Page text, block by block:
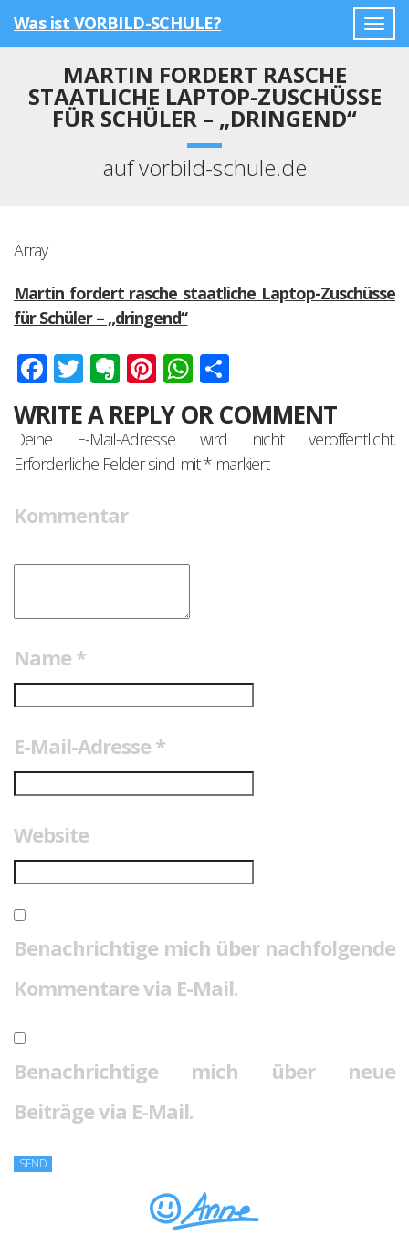
Was ist VORBILD-SCHULE?
MARTIN FORDERT RASCHE
STAATLICHE LAPTOP-ZUSCHÜSSE
FÜR SCHÜLER – „DRINGEND“
auf vorbild-schule.de
Array
Martin fordert rasche staatliche Laptop-Zuschüsse
für Schüler – „dringend“
Facebook
Twitter
Evernote
Pinterest
WhatsApp
WRITE A REPLY OR COMMENT
Deine E-Mail-Adresse wird nicht veröffentlicht.
Erforderliche Felder sind mit*markiert
Kommentar
Name *
E-Mail-Adresse *
Website
Benachrichtige mich über nachfolgende
Kommentare via E-Mail.
Benachrichtige mich über neue
Beiträge via E-Mail.